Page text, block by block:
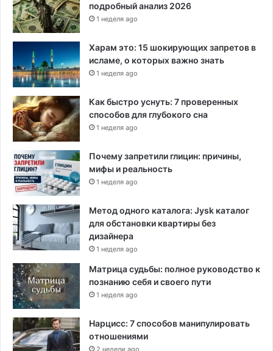
подробный анализ 2026
1 неделя ago
Харам это: 15 шокирующих запретов в
исламе, о которых важно знать
1 неделя ago
Как быстро уснуть: 7 проверенных
способов для глубокого сна
1 неделя ago
Почему запретили глицин: причины,
мифы и реальность
1 неделя ago
Метод одного каталога: Jysk каталог
для обстановки квартиры без
дизайнера
1 неделя ago
Матрица судьбы: полное руководство к
познанию себя и своего пути
1 неделя ago
Нарцисс: 7 способов манипулировать
отношениями